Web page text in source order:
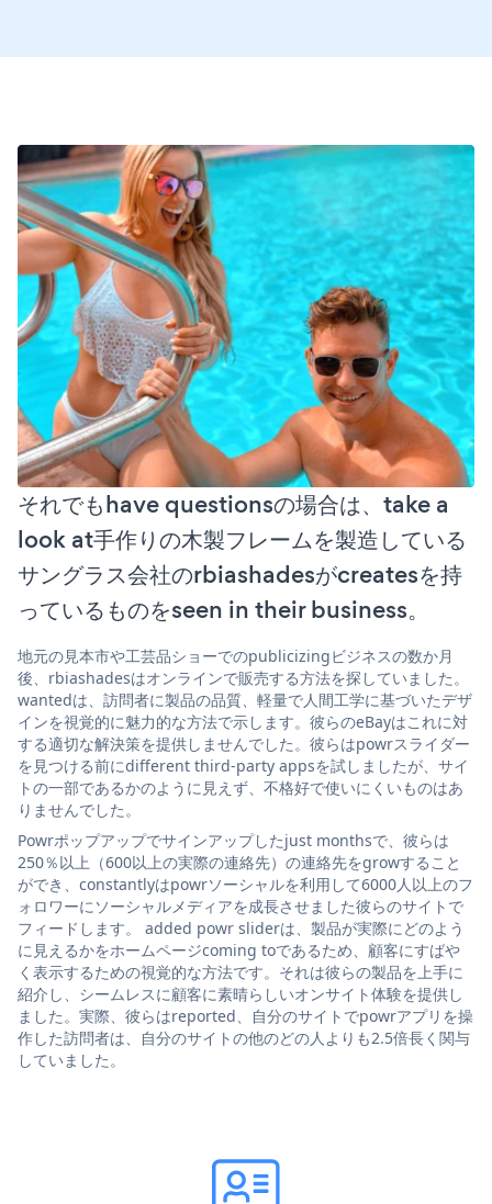
それでもhave questionsの場合は、take a
look at手作りの木製フレームを製造している
サングラス会社のrbiashadesがcreatesを持
っているものをseen in their business。
地元の見本市や工芸品ショーでのpublicizingビジネスの数か月
後、rbiashadesはオンラインで販売する方法を探していました。
wantedは、訪問者に製品の品質、軽量で人間工学に基づいたデザ
インを視覚的に魅力的な方法で示します。彼らのeBayはこれに対
する適切な解決策を提供しませんでした。彼らはpowrスライダー
を見つける前にdifferent third-party appsを試しましたが、サイ
トの一部であるかのように見えず、不格好で使いにくいものはあ
りませんでした。
Powrポップアップでサインアップしたjust monthsで、彼らは
250％以上（600以上の実際の連絡先）の連絡先をgrowすること
ができ、constantlyはpowrソーシャルを利用して6000人以上のフ
ォロワーにソーシャルメディアを成長させました彼らのサイトで
フィードします。 added powr sliderは、製品が実際にどのよう
に見えるかをホームページcoming toであるため、顧客にすばや
く表示するための視覚的な方法です。それは彼らの製品を上手に
紹介し、シームレスに顧客に素晴らしいオンサイト体験を提供し
ました。実際、彼らはreported、自分のサイトでpowrアプリを操
作した訪問者は、自分のサイトの他のどの人よりも2.5倍長く関与
していました。